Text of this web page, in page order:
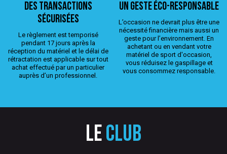
Des transactions
sécurisées
Le règlement est temporisé
pendant 17 jours après la
réception du matériel et le délai de
rétractation est applicable sur tout
achat effectué par un particulier
auprès d’un professionnel.
Un geste éco-responsable
L’occasion ne devrait plus être une
nécessité financière mais aussi un
geste pour l’environnement. En
achetant ou en vendant votre
matériel de sport d'occasion,
vous réduisez le gaspillage et
vous consommez responsable.
Le club